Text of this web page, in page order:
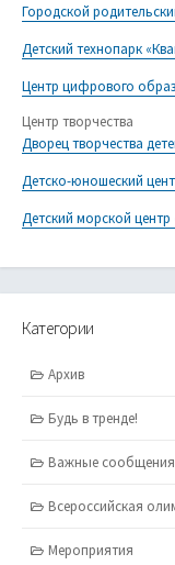
Городской
Детский технопарк
Центр цифрового
Центр творчества
Дворец творчества
Детско-юношеский
Детский морской центр
Категории
Архив
Будь в тренде!
Важные сообщения
Всероссийская
Мероприятия